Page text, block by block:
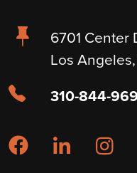
6701 Center
Los
310-844-